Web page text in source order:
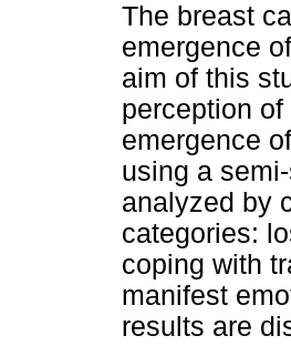
The breast
emergence
aim of this
perception
emergence
using a
analyzed by
categories:
coping with
manifest
results are